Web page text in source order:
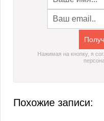
Нажимая на кнопку, я
Похожие записи: